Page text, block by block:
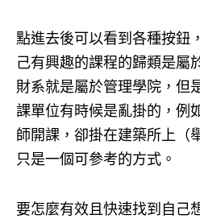
點進去後可以看到各種按鈕
己有興趣的課程的歸類是屬
財系就是屬於管理學院，但
課單位有時候是亂掛的，例
師開課，卻掛在建築所上（
只是一個可參考的方式。
要怎麼有效且快速找到自己